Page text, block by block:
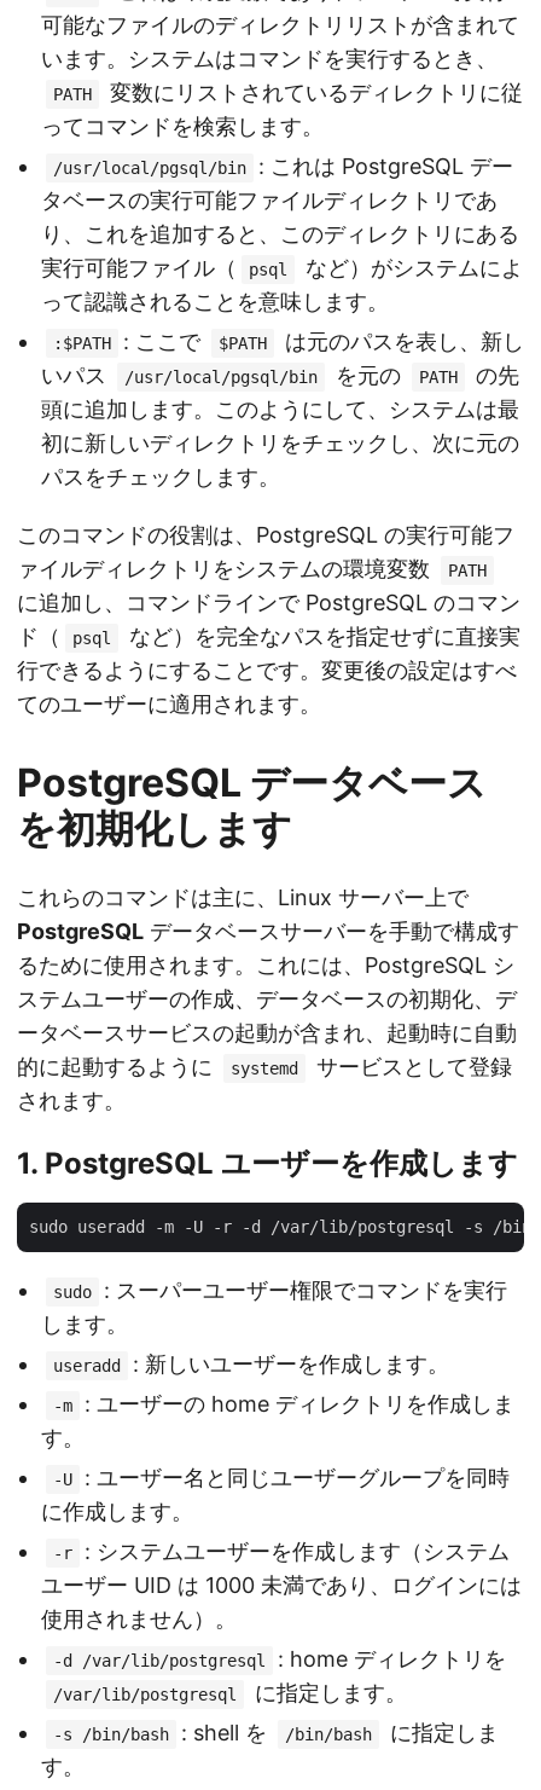
可能なファイルのディレクトリリストが含まれて
います。システムはコマンドを実行するとき、
PATH
変数にリストされているディレクトリに従
ってコマンドを検索します。
/usr/local/pgsql/bin
: これは PostgreSQL デー
タベースの実行可能ファイルディレクトリであ
り、これを追加すると、このディレクトリにある
実行可能ファイル（
psql
など）がシステムによ
って認識されることを意味します。
:$PATH : ここで $PATH
は元のパスを表し、新し
いパス
/usr/local/pgsql/bin を元の PATH
の先
頭に追加します。このようにして、システムは最
初に新しいディレクトリをチェックし、次に元の
パスをチェックします。
このコマンドの役割は、PostgreSQL の実行可能フ
ァイルディレクトリをシステムの環境変数
PATH
に追加し、コマンドラインで PostgreSQL のコマン
ド（
psql
など）を完全なパスを指定せずに直接実
行できるようにすることです。変更後の設定はすべ
てのユーザーに適用されます。
PostgreSQL データベース
を初期化します
これらのコマンドは主に、Linux サーバー上で
PostgreSQL データベースサーバーを手動で構成す
るために使用されます。これには、PostgreSQL シ
ステムユーザーの作成、データベースの初期化、デ
ータベースサービスの起動が含まれ、起動時に自動
的に起動するように
systemd
サービスとして登録
されます。
1. PostgreSQL ユーザーを作成します
sudo
: スーパーユーザー権限でコマンドを実行
します。
useradd : 新しいユーザーを作成します。
-m
: ユーザーの home ディレクトリを作成しま
す。
-U
: ユーザー名と同じユーザーグループを同時
に作成します。
-r
: システムユーザーを作成します（システム
ユーザー UID は 1000 未満であり、ログインには
使用されません）。
-d /var/lib/postgresql : home ディレクトリを
/var/lib/postgresql に指定します。
-s /bin/bash : shell を /bin/bash
に指定しま
す。